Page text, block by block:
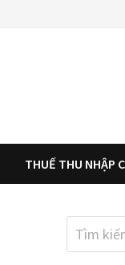
THUẾ THU NHẬP
Tìm
kiếm